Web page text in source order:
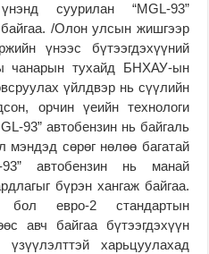
суурилан “MGL-93”
/Олон улсын жишгээр
үнээс бүтээгдэхүүний
чанарын тухайд БНХАУ-ын
үйлдвэр нь сүүлийн
орчин үеийн технологи
93” автобензин нь байгаль
мэндэд сөрөг нөлөө багатай
93” автобензин нь манай
бүрэн хангаж байгаа.
евро-2 стандартын
авч байгаа бүтээгдэхүүн
харьцуулахад